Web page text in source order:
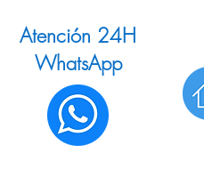
Atención 24H
WhatsApp